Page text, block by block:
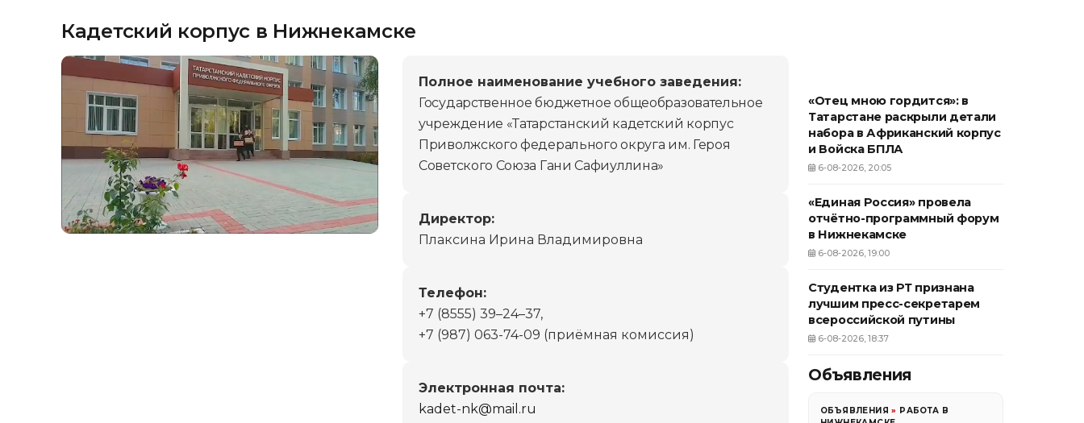
Кадетский корпус в Нижнекамске
Полное наименование учебного заведения:
Государственное бюджетное общеобразовательное
учреждение «Татарстанский кадетский корпус
Приволжского федерального округа им. Героя
Советского Союза Гани Сафиуллина»
Директор:
Плаксина Ирина Владимировна
Телефон:
+7 (8555) 39–24–37,
+7 (987) 063-74-09 (приёмная комиссия)
Электронная почта:
kadet-nk@mail.ru
«Отец мною гордится»: в
Татарстане раскрыли детали
набора в Африканский корпус
и Войска БПЛА
6-08-2026, 20:05
«Единая Россия» провела
отчётно-программный форум
в Нижнекамске
6-08-2026, 19:00
Студентка из РТ признана
лучшим пресс-секретарем
всероссийской путины
6-08-2026, 18:37
Объявления
ОБЪЯВЛЕНИЯ » РАБОТА В